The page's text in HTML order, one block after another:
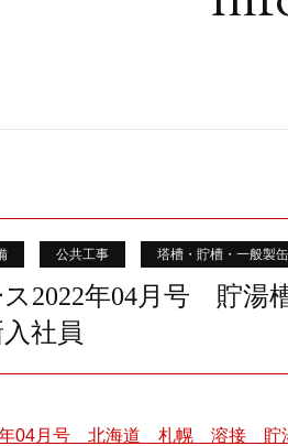
公共工事 塔槽・貯槽・一般製缶
ス2022年04月号 貯
社員
年04月号 北海道 札幌 溶接